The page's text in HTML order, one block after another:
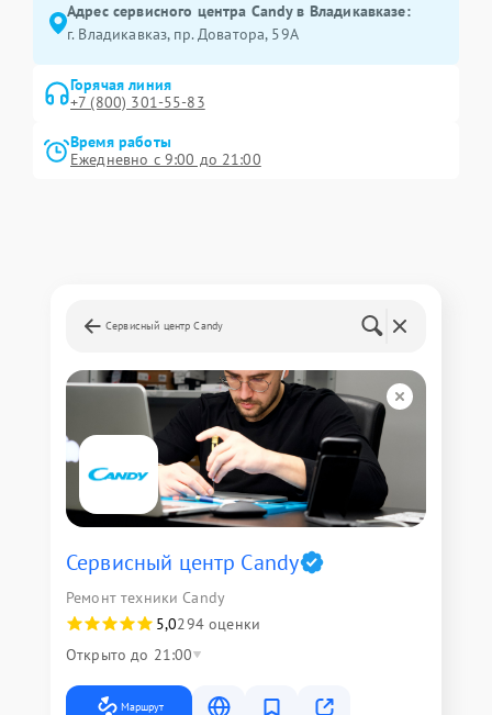
Адрес сервисного центра Candy в Владикавказе:
г. Владикавказ, пр. Доватора, 59А
Горячая линия
+7 (800) 301-55-83
Время работы
Ежедневно с 9:00 до 21:00
Сервисный центр Candy
Сервисный центр Candy
Ремонт техники Candy
5,0294 оценки
Открыто до 21:00
Маршрут